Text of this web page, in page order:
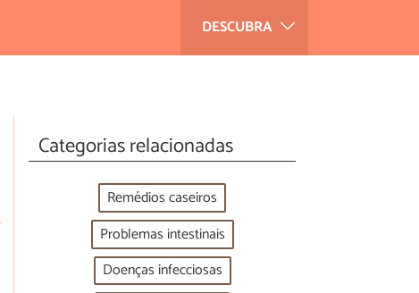
DESCUBRA
Categorias relacionadas
Remédios caseiros
Problemas intestinais
Doenças infecciosas